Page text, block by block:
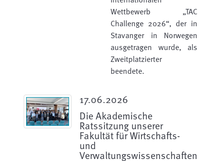
Wettbewerb „TAC
Challenge 2026“, der in
Stavanger in Norwegen
ausgetragen wurde, als
Zweitplatzierter
beendete.
17.06.2026
Die Akademische
Ratssitzung unserer
Fakultät für Wirtschafts-
und
Verwaltungswissenschaften